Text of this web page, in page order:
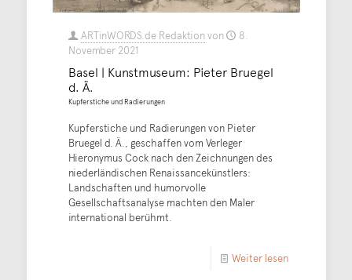
ARTinWORDS.de Redaktionvon
8.
November 2021
Basel | Kunstmuseum: Pieter Bruegel
d. Ä.
Kupferstiche und Radierungen
Kupferstiche und Radierungen von Pieter
Bruegel d. Ä., geschaffen vom Verleger
Hieronymus Cock nach den Zeichnungen des
niederländischen Renaissancekünstlers:
Landschaften und humorvolle
Gesellschaftsanalyse machten den Maler
international berühmt.
Weiter lesen